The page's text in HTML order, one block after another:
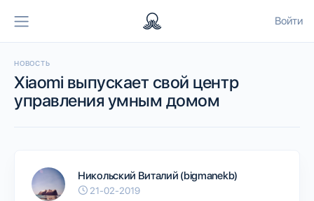
Войти
НОВОСТЬ
Xiaomi выпускает свой центр
управления умным домом
Никольский Виталий (bigmanekb)
21-02-2019